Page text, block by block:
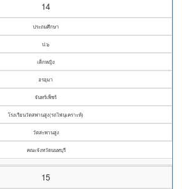
14
ประถมศึกษา
ป.๖
เด็กหญิง
อรอุมา
จันทร์เพ็ชร์
โรงเรียนวัดสพานสูง(รถไฟนุเคราะห์)
วัดสะพานสูง
คณะจังหวัดนนทบุรี
15